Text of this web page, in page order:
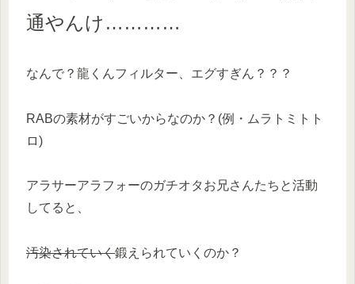
通やんけ…………
なんで？龍くんフィルター、エグすぎん？？？
RABの素材がすごいからなのか？(例・ムラトミトト
ロ)
アラサーアラフォーのガチオタお兄さんたちと活動
してると、
汚染されていく鍛えられていくのか？